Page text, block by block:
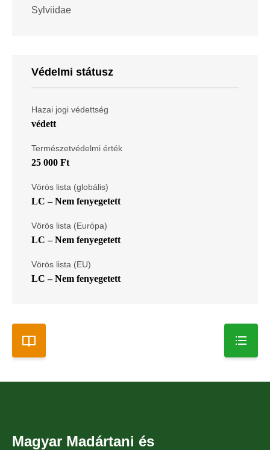
Sylviidae
Védelmi státusz
Hazai jogi védettség
védett
Természetvédelmi érték
25 000 Ft
Vörös lista (globális)
LC – Nem fenyegetett
Vörös lista (Európa)
LC – Nem fenyegetett
Vörös lista (EU)
LC – Nem fenyegetett
Magyar Madártani és